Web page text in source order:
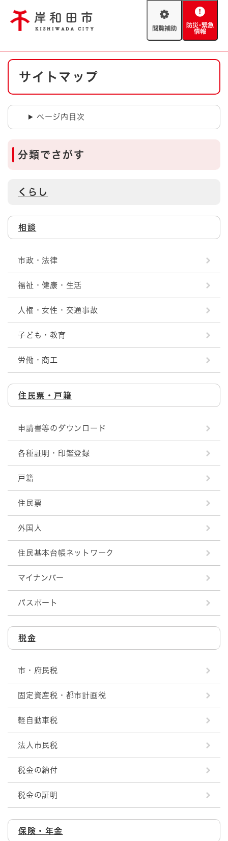
閲
助
防
緊
やさしい日本語
文字サイズ 標準
背景色変更 白 黒
防災・緊急情報
ハザードマップ AED設置箇所
本
サイトマップ
ページ内目次
分類でさがす
くらし
相談
市政・法律
福祉・健康・生活
人権・女性・交通事故
子ども・教育
労働・商工
住民票・戸籍
申請書等のダウンロード
各種証明・印鑑登録
戸籍
住民票
外国人
住民基本台帳ネットワーク
マイナンバー
パスポート
税金
市・府民税
固定資産税・都市計画税
軽自動車税
法人市民税
税金の納付
税金の証明
保険・年金